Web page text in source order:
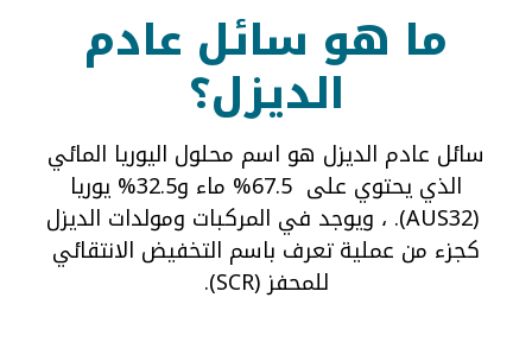
ما هو سائل عادم
الديزل؟
سائل عادم الديزل هو اسم محلول اليوريا المائي
الذي يحتوي على
(AUS32). ، ويوجد في المركبات ومولدات الديزل
كجزء من عملية تعرف باسم التخفيض الانتقائي
للمحفز (SCR).